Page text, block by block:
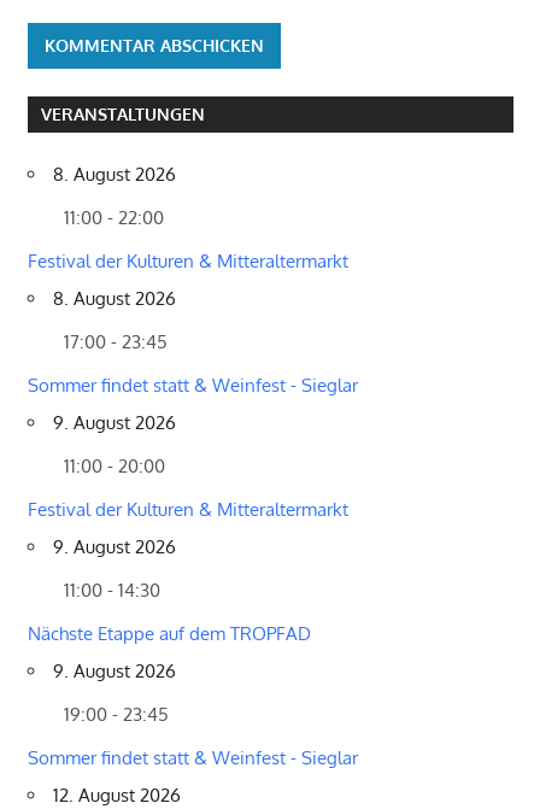
VERANSTALTUNGEN
8. August 2026
11:00 - 22:00
Festival der Kulturen & Mitteraltermarkt
8. August 2026
17:00 - 23:45
Sommer findet statt & Weinfest - Sieglar
9. August 2026
11:00 - 20:00
Festival der Kulturen & Mitteraltermarkt
9. August 2026
11:00 - 14:30
Nächste Etappe auf dem TROPFAD
9. August 2026
19:00 - 23:45
Sommer findet statt & Weinfest - Sieglar
12. August 2026